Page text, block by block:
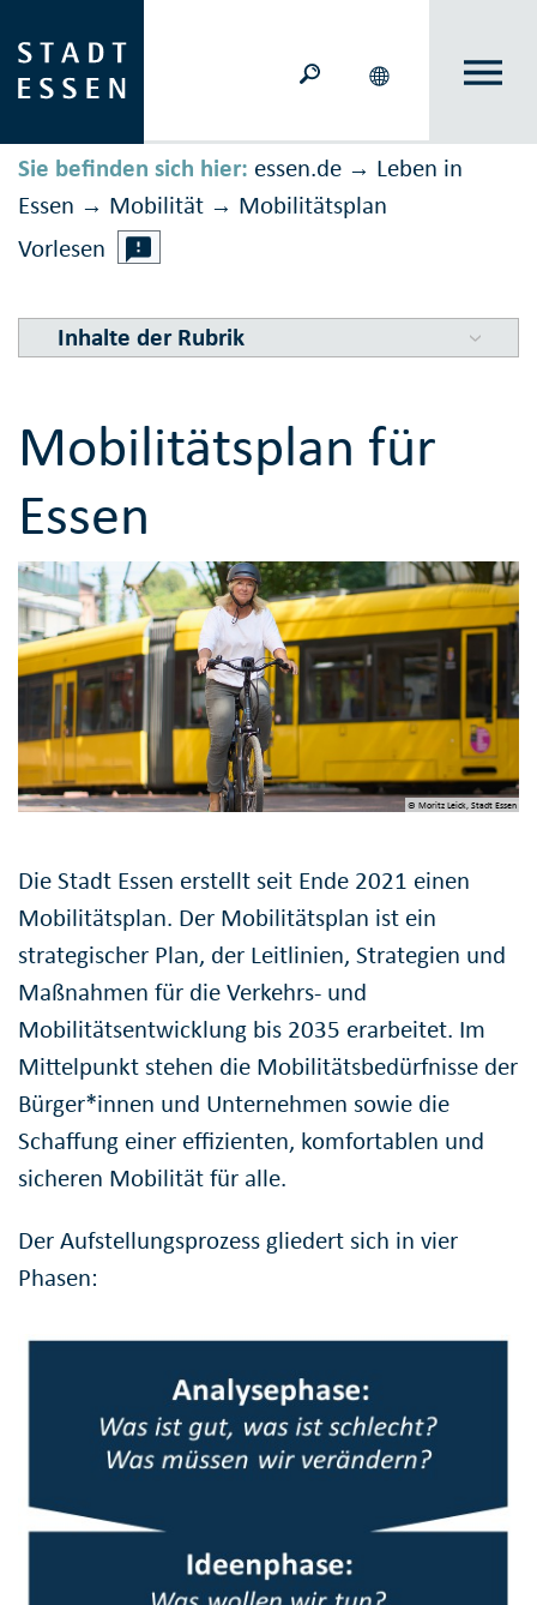
Sie befinden sich hier: essen.de → Leben in
Essen → Mobilität → Mobilitäts­plan
Vorlesen
Inhalte der Rubrik
Mobilitätsplan für
Essen
© Moritz Leick, Stadt Essen
Die Stadt Essen erstellt seit Ende 2021 einen
Mobilitätsplan. Der Mobilitätsplan ist ein
strategischer Plan, der Leitlinien, Strategien und
Maßnahmen für die Verkehrs- und
Mobilitätsentwicklung bis 2035 erarbeitet. Im
Mittelpunkt stehen die Mobilitätsbedürfnisse der
Bürger*innen und Unternehmen sowie die
Schaffung einer effizienten, komfortablen und
sicheren Mobilität für alle.
Der Aufstellungsprozess gliedert sich in vier
Phasen: